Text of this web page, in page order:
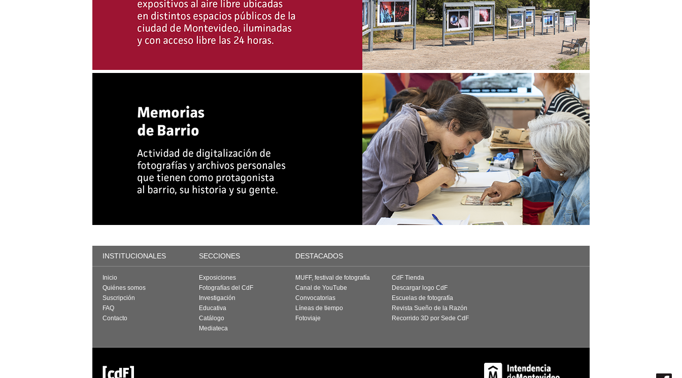
INSTITUCIONALES SECCIONES DESTACADOS
Inicio
Quiénes somos
Suscripción
FAQ
Contacto
Exposiciones
Fotografías del CdF
Investigación
Educativa
Catálogo
Mediateca
MUFF, festival de fotografía
Canal de YouTube
Convocatorias
Líneas de tiempo
Fotoviaje
CdF Tienda
Descargar logo CdF
Escuelas de fotografía
Revista Sueño de la Razón
Recorrido 3D por Sede CdF